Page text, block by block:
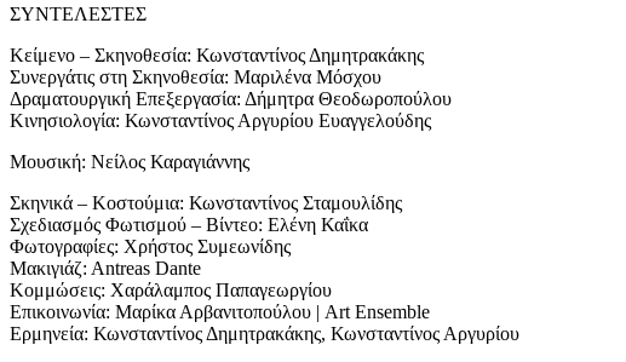
ΣΥΝΤΕΛΕΣΤΕΣ
Κείμενο – Σκηνοθεσία: Κωνσταντίνος Δημητρακάκης
Συνεργάτις στη Σκηνοθεσία: Μαριλένα Μόσχου
Δραματουργική Eπεξεργασία: Δήμητρα Θεοδωροπούλου
Κινησιολογία: Κωνσταντίνος Αργυρίου Ευαγγελούδης
Μουσική: Νείλος Καραγιάννης
Σκηνικά – Κοστούμια: Κωνσταντίνος Σταμουλίδης
Σχεδιασμός Φωτισμού – Βίντεο: Ελένη Καΐκα
Φωτογραφίες: Χρήστος Συμεωνίδης
Μακιγιάζ: Αntreas Dante
Κομμώσεις: Χαράλαμπος Παπαγεωργίου
Επικοινωνία: Μαρίκα Αρβανιτοπούλου | Art Ensemble
Ερμηνεία: Κωνσταντίνος Δημητρακάκης, Κωνσταντίνος Αργυρίου